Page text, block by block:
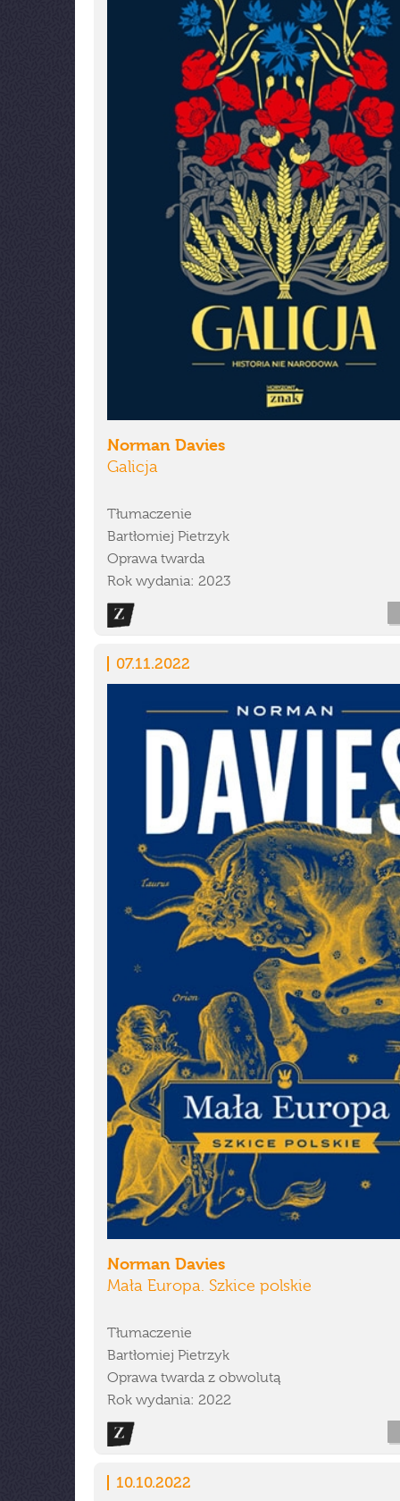
Norman Davies
Galicja
Tłumaczenie
Bartłomiej Pietrzyk
Oprawa twarda
Rok wydania: 2023
07.11.2022
Norman Davies
Mała Europa. Szkice polskie
Tłumaczenie
Bartłomiej Pietrzyk
Oprawa twarda z obwolutą
Rok wydania: 2022
10.10.2022